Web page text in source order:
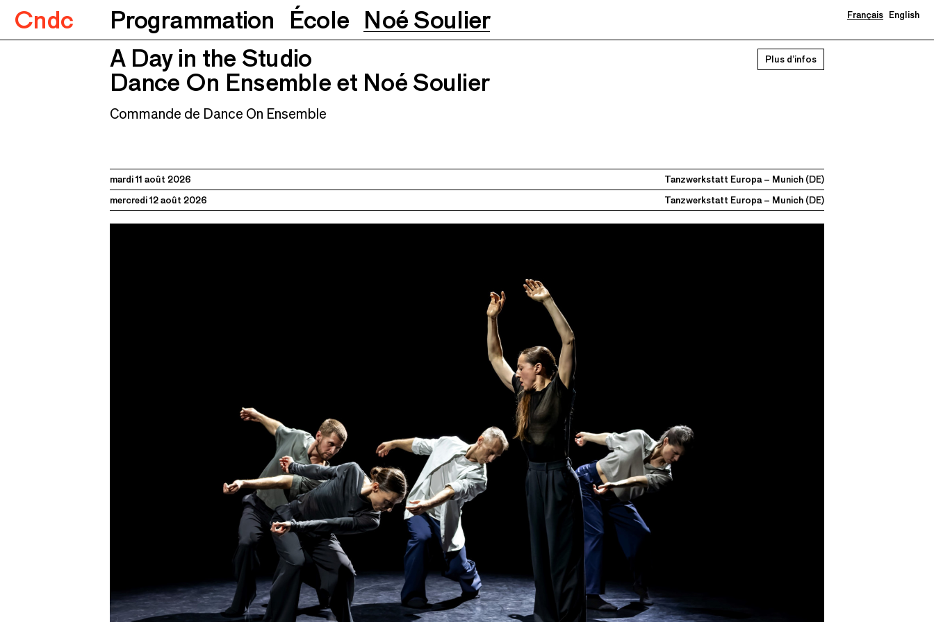
Cndc Programmation École Noé Soulier Français English
A Day in the Studio Dance On Ensemble et Noé Soulier
A Day in the Studio
Dance On Ensemble et Noé Soulier
Plus d’infos
Commande de Dance On Ensemble
mardi 11 août 2026
Tanzwerkstatt Europa – Munich (DE)
mercredi 12 août 2026
Tanzwerkstatt Europa – Munich (DE)